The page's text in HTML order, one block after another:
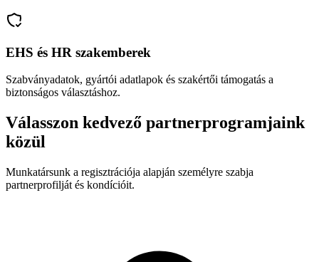
EHS és HR szakemberek
Szabványadatok, gyártói adatlapok és szakértői támogatás a
biztonságos választáshoz.
Válasszon kedvező partnerprogramjaink
közül
Munkatársunk a regisztrációja alapján személyre szabja
partnerprofilját és kondícióit.